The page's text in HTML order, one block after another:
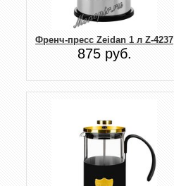
Френч-пресс Zeidan 1 л Z-4237
875 руб.